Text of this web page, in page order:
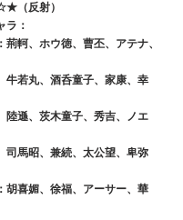
反射）
：
、ホウ徳、曹丕、アテナ、
呑童子、家康、幸
童子、秀吉、ノエ
続、太公望、卑弥
媚、徐福、アーサー、華